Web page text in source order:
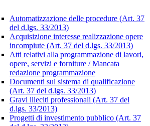
Automatizzazione delle procedure (Art. 37
del d.lgs. 33/2013)
Acquisizione interesse realizzazione opere
incompiute (Art. 37 del d.lgs. 33/2013)
Atti relativi alla programmazione di lavori,
opere, servizi e forniture / Mancata
redazione programmazione
Documenti sul sistema di qualificazione
(Art. 37 del d.lgs. 33/2013)
Gravi illeciti professionali (Art. 37 del
d.lgs. 33/2013)
Progetti di investimento pubblico (Art. 37